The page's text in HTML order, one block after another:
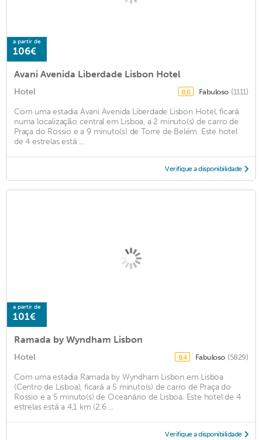
a partir de
106€
Avani Avenida Liberdade Lisbon Hotel
Hotel 8,6 Fabuloso (1111)
Com uma estadia Avani Avenida Liberdade Lisbon Hotel, ficará
numa localização central em Lisboa, a 2 minuto(s) de carro de
Praça do Rossio e a 9 minuto(s) de Torre de Belém. Este hotel
de 4 estrelas está ...
Verifique a disponibilidade
a partir de
101€
Ramada by Wyndham Lisbon
Hotel 8,4 Fabuloso (5829)
Com uma estadia Ramada by Wyndham Lisbon em Lisboa
(Centro de Lisboa), ficará a 5 minuto(s) de carro de Praça do
Rossio e a 5 minuto(s) de Oceanário de Lisboa. Este hotel de 4
estrelas está a 4,1 km (2,6 ...
Verifique a disponibilidade